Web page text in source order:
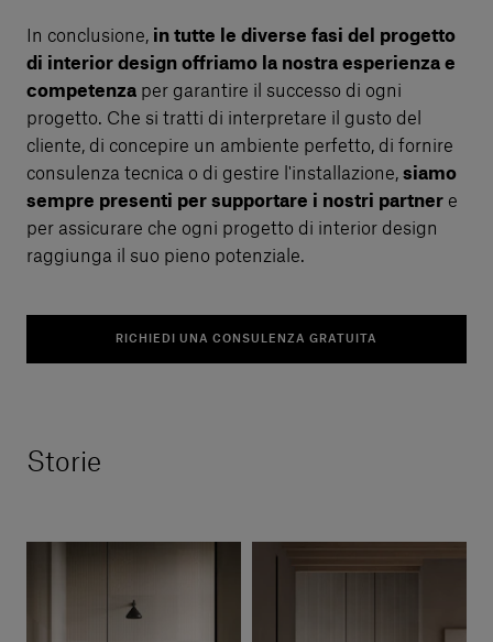
In conclusione, in tutte le diverse fasi del progetto
di interior design offriamo la nostra esperienza e
competenza per garantire il successo di ogni
progetto. Che si tratti di interpretare il gusto del
cliente, di concepire un ambiente perfetto, di fornire
consulenza tecnica o di gestire l'installazione, siamo
sempre presenti per supportare i nostri partner e
per assicurare che ogni progetto di interior design
raggiunga il suo pieno potenziale.
RICHIEDI UNA CONSULENZA GRATUITA
Storie